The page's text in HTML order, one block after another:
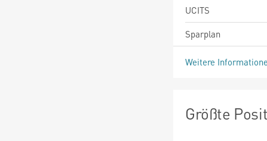
UCITS
Sparplan
Weitere
Größte